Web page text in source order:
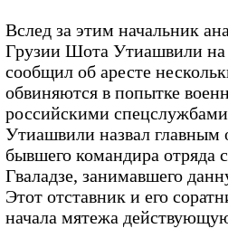
Вслед за этим начальник
Грузии Шота Утиашвили на
сообщил об аресте
обвиняются в попытке
российскими
Утиашвили назвал главным
бывшего командира отряда
Гваладзе, занимавшего
Этот отставник и его
начала мятежа